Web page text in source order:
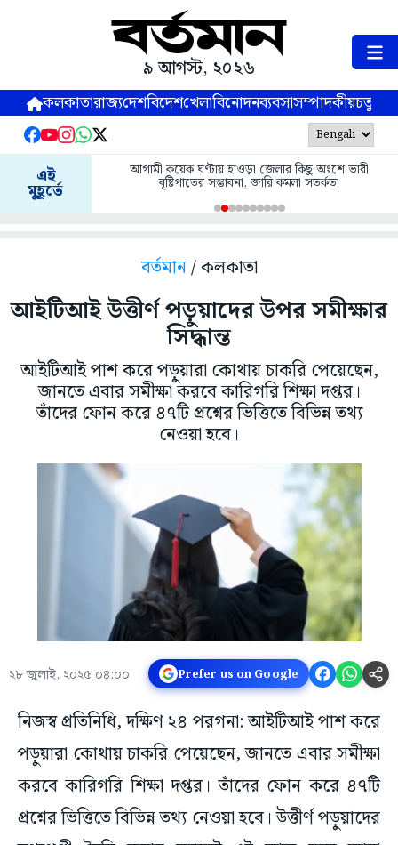
৯ আগস্ট, ২০২৬
কলকাতারাজ্যদেশবিদেশখেলাবিনোদনব্যবসাসম্পাদকীয়
এই
মুহূর্তে
আগামী কয়েক ঘণ্টায় হাওড়া জেলার কিছু অংশে ভারী
বৃষ্টিপাতের সম্ভাবনা, জারি কমলা সতর্কতা
বর্তমান/ কলকাতা
আইটিআই উত্তীর্ণ পড়ুয়াদের উপর সমীক্ষার
সিদ্ধান্ত
আইটিআই পাশ করে পড়ুয়ারা কোথায় চাকরি পেয়েছেন,
জানতে এবার সমীক্ষা করবে কারিগরি শিক্ষা দপ্তর।
তাঁদের ফোন করে ৪৭টি প্রশ্নের ভিত্তিতে বিভিন্ন তথ্য
নেওয়া হবে।
২৮ জুলাই, ২০২৫ ০৪:০০ Prefer us on Google
নিজস্ব প্রতিনিধি, দক্ষিণ ২৪ পরগনা: আইটিআই পাশ করে
পড়ুয়ারা কোথায় চাকরি পেয়েছেন, জানতে এবার সমীক্ষা
করবে কারিগরি শিক্ষা দপ্তর। তাঁদের ফোন করে ৪৭টি
প্রশ্নের ভিত্তিতে বিভিন্ন তথ্য নেওয়া হবে। উত্তীর্ণ পড়ুয়াদের